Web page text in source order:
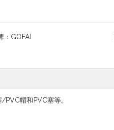
： GOFAI
帽和PVC塞等。